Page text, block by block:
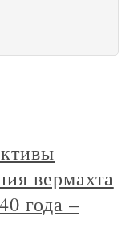
вермахта
года –